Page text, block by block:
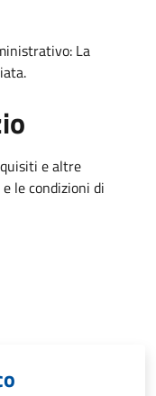
La
e altre
le condizioni di